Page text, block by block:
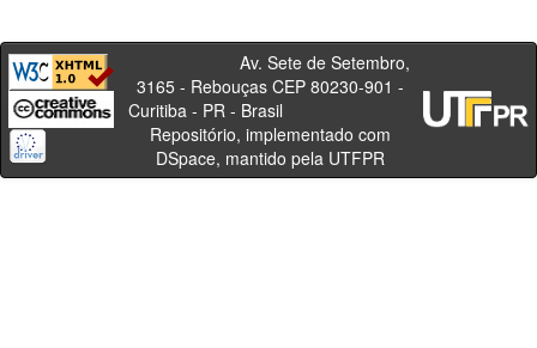
Av. Sete de Setembro,
3165 - Rebouças CEP 80230-901 -
Curitiba - PR - Brasil
Repositório, implementado com
DSpace, mantido pela UTFPR